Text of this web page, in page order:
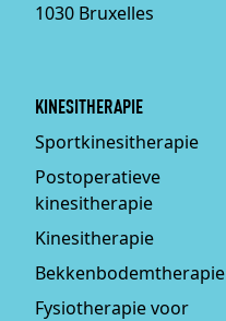
1030 Bruxelles
KINESITHERAPIE
Sportkinesitherapie
Postoperatieve
kinesitherapie
Kinesitherapie
Bekkenbodemtherapie
Fysiotherapie voor